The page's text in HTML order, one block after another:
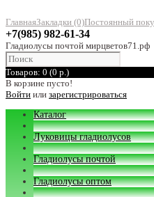
ГлавнаяЗакладки (0)Постоянный
+7(985) 982-61-34
Гладиолусы почтой мирцветов71.рф
Товаров: 0 (0 р.)
В корзине пусто!
Войти или зарегистрироваться
Каталог
Луковицы гладиолусов
Гладиолусы почтой
Гладиолусы оптом